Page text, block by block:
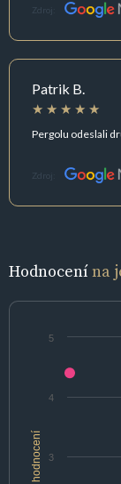
Zdroj:
Patrik B.
Pergolu odeslali
Zdroj:
Hodnocenína
hodnocení 3
4
5